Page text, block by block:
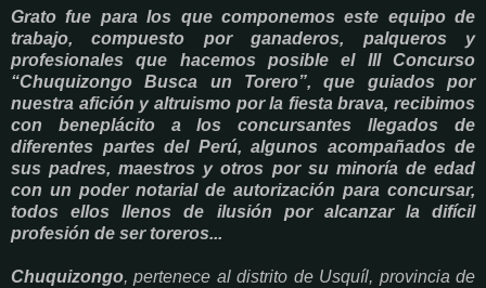
Grato fue para los que componemos este equipo de
trabajo, compuesto por ganaderos, palqueros y
profesionales que hacemos posible el III Concurso
“Chuquizongo Busca un Torero”, que guiados por
nuestra afición y altruismo por la fiesta brava, recibimos
con beneplácito a los concursantes llegados de
diferentes partes del Perú, algunos acompañados de
sus padres, maestros y otros por su minoría de edad
con un poder notarial de autorización para concursar,
todos ellos llenos de ilusión por alcanzar la difícil
profesión de ser toreros...
Chuquizongo, pertenece al distrito de Usquíl, provincia de